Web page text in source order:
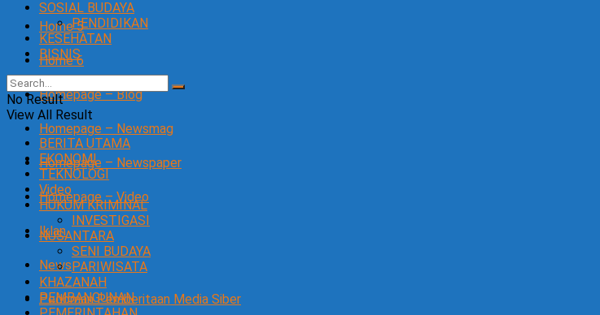
Home 5
Home 6
Homepage – Blog
Homepage – Newsmag
Homepage – Newspaper
Homepage – Video
Iklan
News
Pedoman Pemberitaan Media Siber
SOSIAL BUDAYA
PENDIDIKAN
KESEHATAN
BISNIS
No Result
View All Result
BERITA UTAMA
EKONOMI
TEKNOLOGI
Video
HUKUM KRIMINAL
INVESTIGASI
NUSANTARA
SENI BUDAYA
PARIWISATA
KHAZANAH
PEMBANGUNAN